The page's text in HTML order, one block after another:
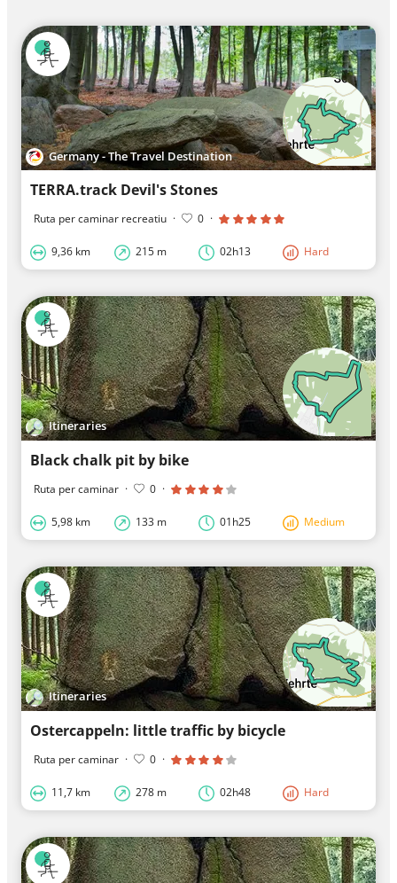
Germany - The Travel Destination
TERRA.track Devil's Stones
Ruta per caminar recreatiu · 0 ·
9,36 km 215 m 02h13 Hard
Itineraries
Black chalk pit by bike
Ruta per caminar · 0 ·
5,98 km 133 m 01h25 Medium
Itineraries
Ostercappeln: little traffic by bicycle
Ruta per caminar · 0 ·
11,7 km 278 m 02h48 Hard